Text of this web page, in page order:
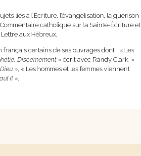
liés à l’Écriture, l’évangélisation, la guérison
catholique sur la Sainte-Écriture et
aux Hébreux.
certains de ses ouvrages dont : « Les
Discernement» écrit avec Randy Clark, «
», « Les hommes et les femmes viennent
II».